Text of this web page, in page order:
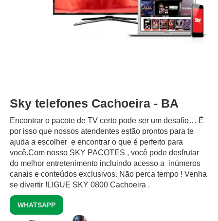
Sky telefones Cachoeira - BA
Encontrar o pacote de TV certo pode ser um desafio… É
por isso que nossos atendentes estão prontos para te
ajuda a escolher e encontrar o que é perfeito para
você.Com nosso SKY PACOTES , você pode desfrutar
do melhor entretenimento incluindo acesso a inúmeros
canais e conteúdos exclusivos.‍ Não perca tempo ! Venha
se divertir !LIGUE SKY 0800 Cachoeira .
WHATSAPP